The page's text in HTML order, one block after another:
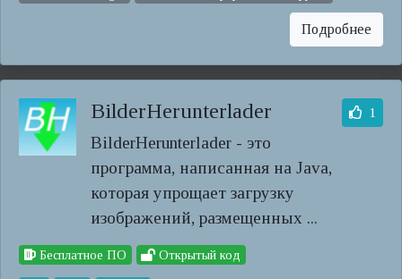
Подробнее
BilderHerunterlader
BilderHerunterlader - это
программа, написанная на Java,
которая упрощает загрузку
изображений, размещенных ...
1
Бесплатное ПО Открытый код